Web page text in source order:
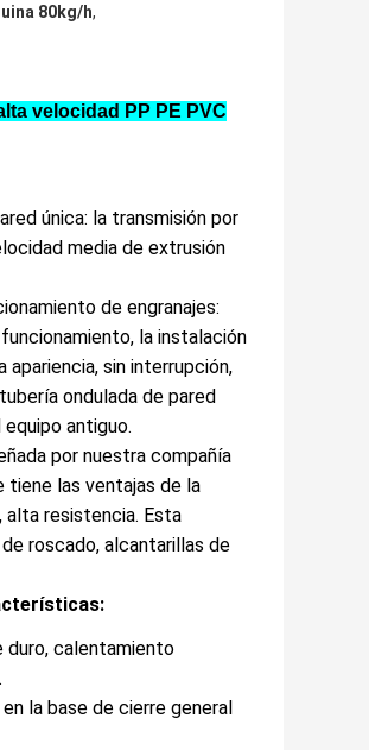
80kg/h,
velocidad PP PE PVC
única: la transmisión por
media de extrusión
de engranajes:
la instalación
sin interrupción,
ondulada de pared
antiguo.
por nuestra compañía
tiene las ventajas de la
alta resistencia. Esta
roscado, alcantarillas de
duro, calentamiento
la base de cierre general